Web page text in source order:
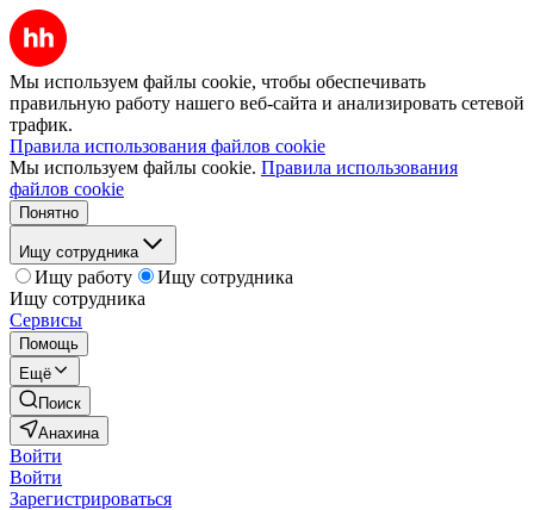
Мы используем файлы cookie, чтобы обеспечивать
правильную работу нашего веб-сайта и анализировать сетевой
трафик.
Правила использования файлов cookie
Мы используем файлы cookie. Правила использования
файлов cookie
Понятно
Ищу сотрудника
Ищу работу
Ищу сотрудника
Ищу сотрудника
Сервисы
Помощь
Ещё
Поиск
Анахина
Войти
Войти
Зарегистрироваться